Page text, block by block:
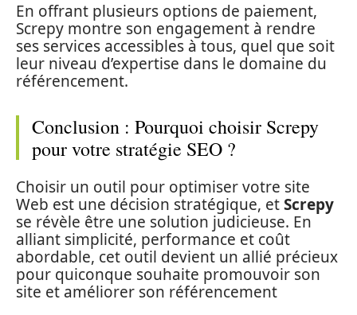
En offrant plusieurs options de paiement,
Screpy montre son engagement à rendre
ses services accessibles à tous, quel que soit
leur niveau d’expertise dans le domaine du
référencement.
Conclusion : Pourquoi choisir Screpy
pour votre stratégie SEO ?
Choisir un outil pour optimiser votre site
Web est une décision stratégique, etScrepy
se révèle être une solution judicieuse. En
alliant simplicité, performance et coût
abordable, cet outil devient un allié précieux
pour quiconque souhaite promouvoir son
site et améliorer son référencement